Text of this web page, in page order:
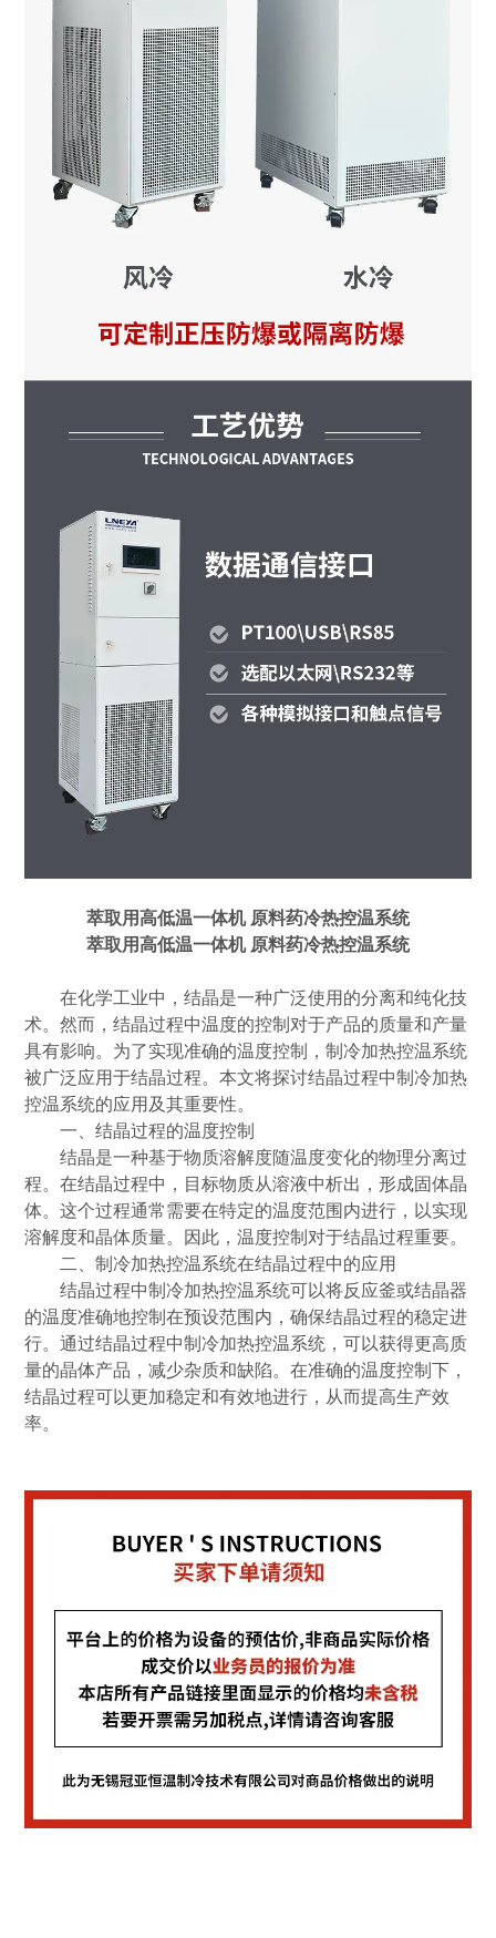
萃取用高低温一体机 原料药冷热控温系统
萃取用高低温一体机 原料药冷热控温系统
在化学工业中，结晶是一种广泛使用的分离和纯化技
术。然而，结晶过程中温度的控制对于产品的质量和产量
具有影响。为了实现准确的温度控制，制冷加热控温系统
被广泛应用于结晶过程。本文将探讨结晶过程中制冷加热
控温系统的应用及其重要性。
一、结晶过程的温度控制
结晶是一种基于物质溶解度随温度变化的物理分离过
程。在结晶过程中，目标物质从溶液中析出，形成固体晶
体。这个过程通常需要在特定的温度范围内进行，以实现
溶解度和晶体质量。因此，温度控制对于结晶过程重要。
二、制冷加热控温系统在结晶过程中的应用
结晶过程中制冷加热控温系统可以将反应釜或结晶器
的温度准确地控制在预设范围内，确保结晶过程的稳定进
行。通过结晶过程中制冷加热控温系统，可以获得更高质
量的晶体产品，减少杂质和缺陷。在准确的温度控制下，
结晶过程可以更加稳定和有效地进行，从而提高生产效
率。